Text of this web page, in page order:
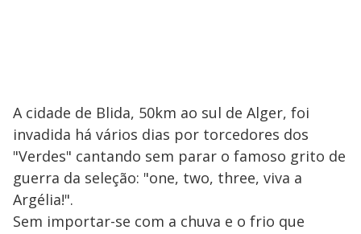
A cidade de Blida, 50km ao sul de Alger, foi
invadida há vários dias por torcedores dos
"Verdes" cantando sem parar o famoso grito de
guerra da seleção: "one, two, three, viva a
Argélia!".
Sem importar-se com a chuva e o frio que